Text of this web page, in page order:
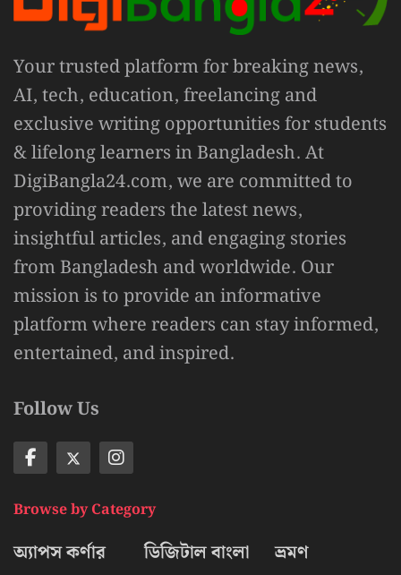
Your trusted platform for breaking news,
AI, tech, education, freelancing and
exclusive writing opportunities for students
& lifelong learners in Bangladesh. At
DigiBangla24.com, we are committed to
providing readers the latest news,
insightful articles, and engaging stories
from Bangladesh and worldwide. Our
mission is to provide an informative
platform where readers can stay informed,
entertained, and inspired.
Follow Us
Browse by Category
অ্যাপস কর্ণার
ডিজিটাল বাংলা
ভ্রমণ